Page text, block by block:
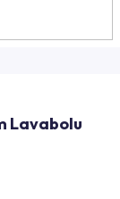
Lavabolu